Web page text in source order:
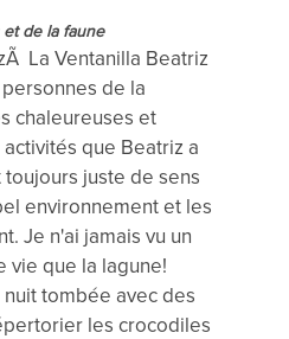
de la faune
La Ventanilla Beatriz
de la
chaleureuses et
que Beatriz a
juste de sens
environnement et les
Je n'ai jamais vu un
vie que la lagune!
tombée avec des
les crocodiles